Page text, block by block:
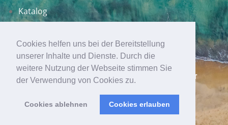
Cookies helfen uns bei der Bereitstellung
unserer Inhalte und Dienste. Durch die
weitere Nutzung der Webseite stimmen Sie
der Verwendung von Cookies zu.
Cookies ablehnen Cookies erlauben
Katalog
AGB DATENSCHUTZ IMPRESSUM KONTAKT
© 2026 SWI-TEC